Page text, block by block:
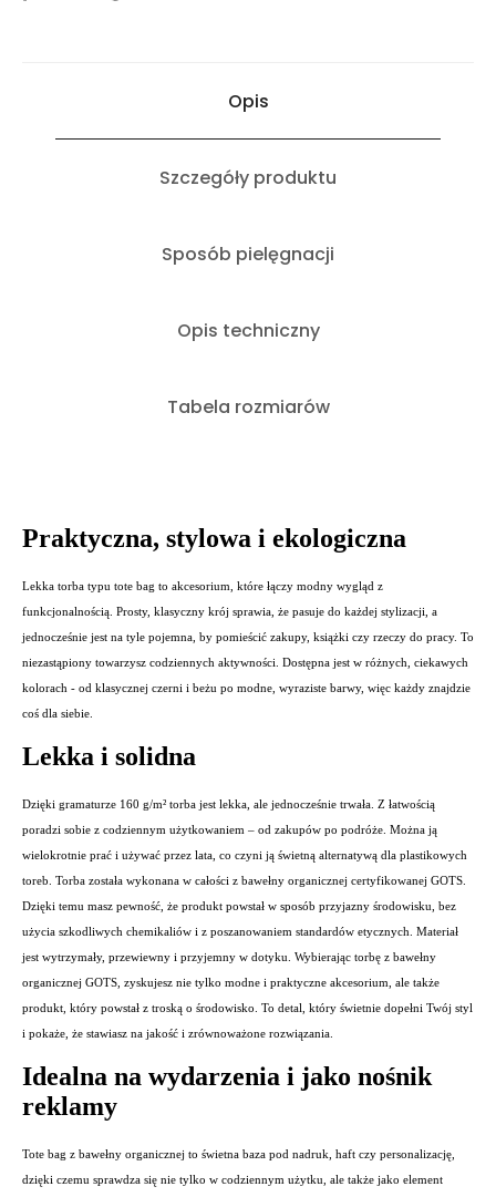
Opis
Szczegóły produktu
Sposób pielęgnacji
Opis techniczny
Tabela rozmiarów
Praktyczna, stylowa i ekologiczna
Lekka torba typu tote bag to akcesorium, które łączy modny wygląd z
funkcjonalnością. Prosty, klasyczny krój sprawia, że pasuje do każdej stylizacji, a
jednocześnie jest na tyle pojemna, by pomieścić zakupy, książki czy rzeczy do pracy. To
niezastąpiony towarzysz codziennych aktywności. Dostępna jest w różnych, ciekawych
kolorach - od klasycznej czerni i beżu po modne, wyraziste barwy, więc każdy znajdzie
coś dla siebie.
Lekka i solidna
Dzięki gramaturze 160 g/m² torba jest lekka, ale jednocześnie trwała. Z łatwością
poradzi sobie z codziennym użytkowaniem – od zakupów po podróże. Można ją
wielokrotnie prać i używać przez lata, co czyni ją świetną alternatywą dla plastikowych
toreb. Torba została wykonana w całości z bawełny organicznej certyfikowanej GOTS.
Dzięki temu masz pewność, że produkt powstał w sposób przyjazny środowisku, bez
użycia szkodliwych chemikaliów i z poszanowaniem standardów etycznych. Materiał
jest wytrzymały, przewiewny i przyjemny w dotyku. Wybierając torbę z bawełny
organicznej GOTS, zyskujesz nie tylko modne i praktyczne akcesorium, ale także
produkt, który powstał z troską o środowisko. To detal, który świetnie dopełni Twój styl
i pokaże, że stawiasz na jakość i zrównoważone rozwiązania.
Idealna na wydarzenia i jako nośnik
reklamy
Tote bag z bawełny organicznej to świetna baza pod nadruk, haft czy personalizację,
dzięki czemu sprawdza się nie tylko w codziennym użytku, ale także jako element